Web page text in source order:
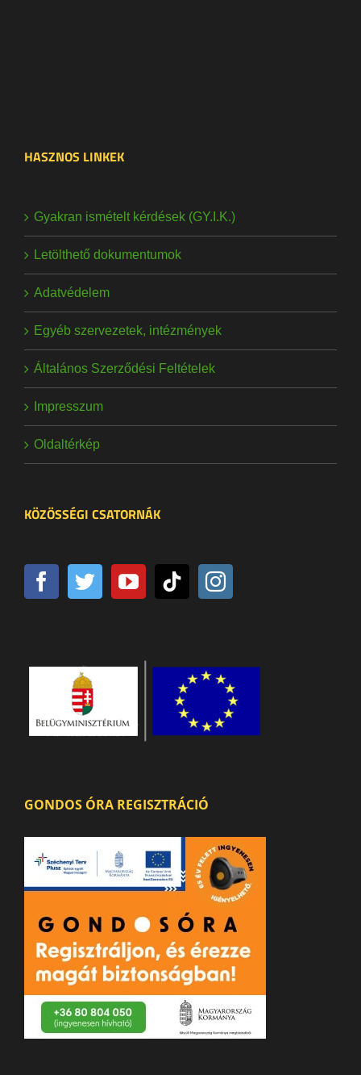
HASZNOS LINKEK
Gyakran ismételt kérdések (GY.I.K.)
Letölthető dokumentumok
Adatvédelem
Egyéb szervezetek, intézmények
Általános Szerződési Feltételek
Impresszum
Oldaltérkép
KÖZÖSSÉGI CSATORNÁK
GONDOS ÓRA REGISZTRÁCIÓ